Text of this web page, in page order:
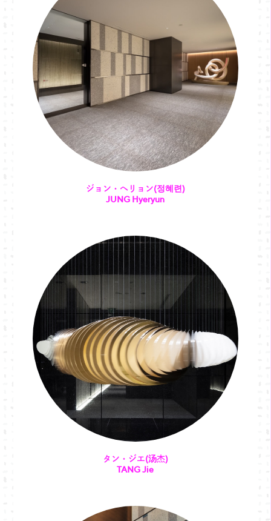
ジョン・ヘリョン(정혜련)
JUNG Hyeryun
タン・ジエ(汤杰)
TANG Jie